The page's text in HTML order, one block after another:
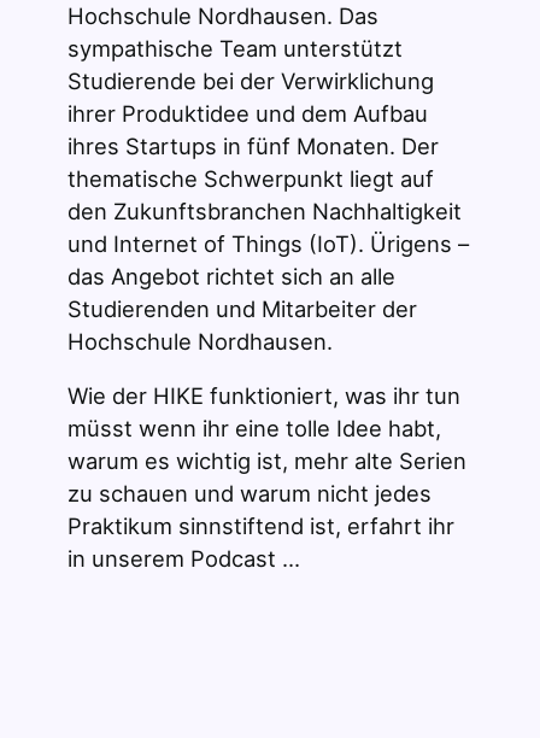
Hochschule Nordhausen. Das
sympathische Team unterstützt
Studierende bei der Verwirklichung
ihrer Produktidee und dem Aufbau
ihres Startups in fünf Monaten. Der
thematische Schwerpunkt liegt auf
den Zukunftsbranchen Nachhaltigkeit
und Internet of Things (IoT). Ürigens –
das Angebot richtet sich an alle
Studierenden und Mitarbeiter der
Hochschule Nordhausen.
Wie der HIKE funktioniert, was ihr tun
müsst wenn ihr eine tolle Idee habt,
warum es wichtig ist, mehr alte Serien
zu schauen und warum nicht jedes
Praktikum sinnstiftend ist, erfahrt ihr
in unserem Podcast …